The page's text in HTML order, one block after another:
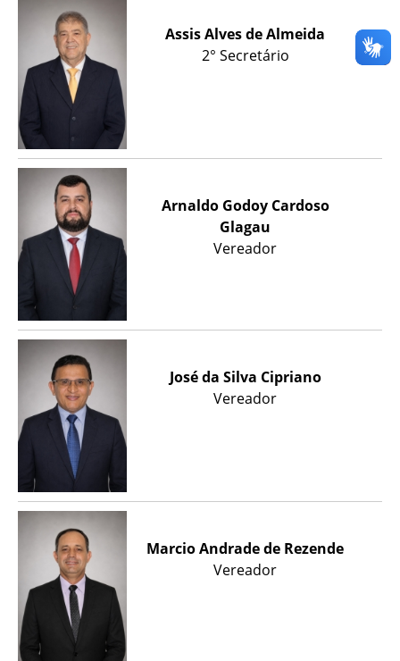
Assis Alves de Almeida
2° Secretário
Arnaldo Godoy Cardoso
Glagau
Vereador
José da Silva Cipriano
Vereador
Marcio Andrade de Rezende
Vereador